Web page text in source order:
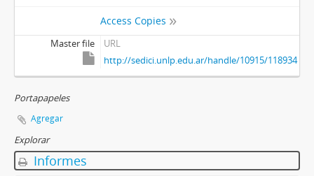
Access Copies
Master file
URL
http://sedici.unlp.edu.ar/handle/10915/118934
Portapapeles
Agregar
Explorar
Informes